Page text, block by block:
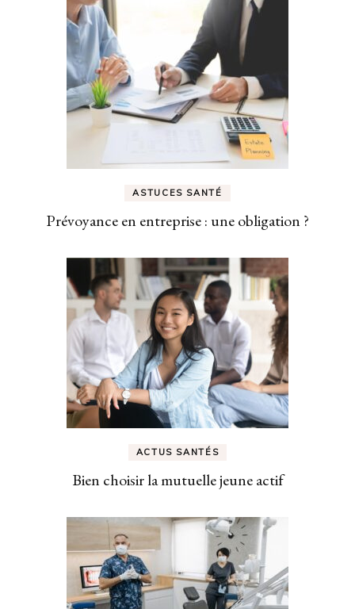
ASTUCES SANTÉ
Prévoyance en entreprise : une obligation ?
ACTUS SANTÉS
Bien choisir la mutuelle jeune actif